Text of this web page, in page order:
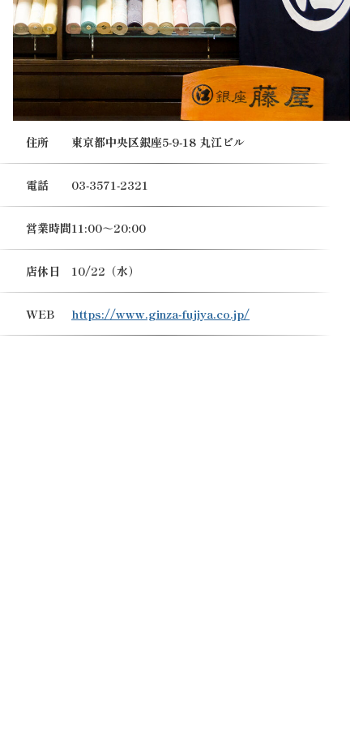
住所 東京都中央区銀座5-9-18 丸江ビル
電話 03-3571-2321
営業時間11:00～20:00
店休日 10/22（水）
WEB https://www.ginza-fujiya.co.jp/